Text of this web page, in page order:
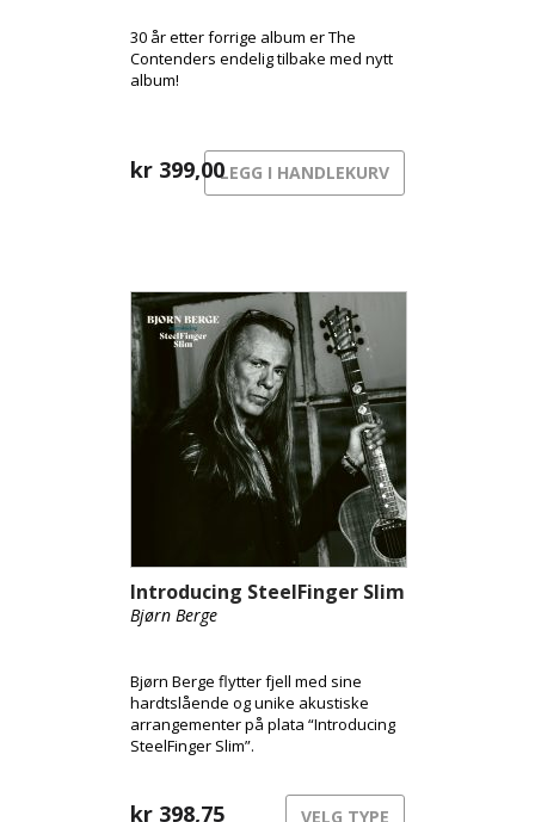
30 år etter forrige album er The
Contenders endelig tilbake med nytt
album!
kr 399,00LEGG I HANDLEKURV
Introducing SteelFinger Slim
Bjørn Berge
Bjørn Berge flytter fjell med sine
hardtslående og unike akustiske
arrangementer på plata “Introducing
SteelFinger Slim”.
kr 398,75 VELG TYPE